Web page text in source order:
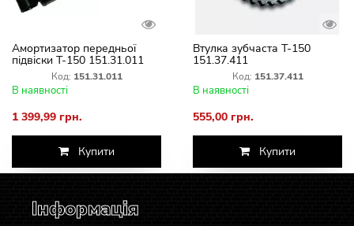
Амортизатор передньої
підвіски Т-150 151.31.011
Код: 151.31.011
В наявності
1 399,99 грн.
Купити
Втулка зубчаста Т-150
151.37.411
Код: 151.37.411
В наявності
555,00 грн.
Купити
Інформація